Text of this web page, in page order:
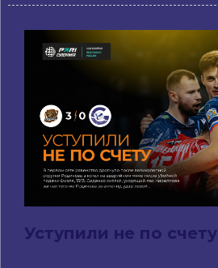
Уступили не по счету